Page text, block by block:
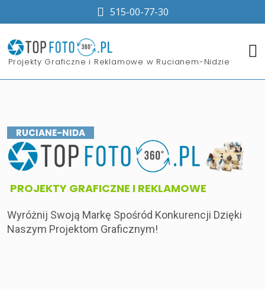
515-00-77-30
​Projekty Graficzne i Reklamowe w Rucianem-Nidzie
RUCIANE-NIDA
​PROJEKTY GRAFICZNE I REKLAMOWE
Wyróżnij Swoją Markę Spośród Konkurencji Dzięki
Naszym Projektom Graficznym!